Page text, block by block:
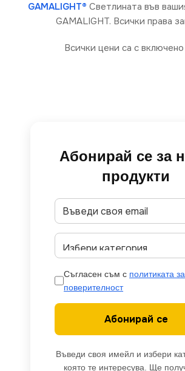
GAMALIGHT® Светлината във
GAMALIGHT. Всички права
Всички цени са с
Абонирай се за
продукти
Съгласен съм с политиката за
поверителност
Абонирай се
Въведи своя имейл и избери
която те интересува. Ще